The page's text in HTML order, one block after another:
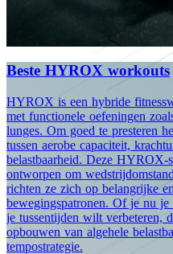
Beste HYROX workouts
HYROX is een hybride
met functionele oefeningen
lunges. Om goed te presteren
tussen aerobe capaciteit,
belastbaarheid. Deze HYROX-
ontworpen om
richten ze zich op belangrijke
bewegingspatronen. Of je nu
je tussentijden wilt verbeteren,
opbouwen van algehele
tempostrategie.